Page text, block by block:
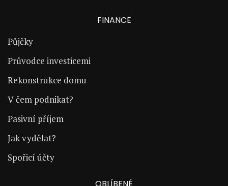
FINANCE
Půjčky
Průvodce investicemi
Rekonstrukce domu
V čem podnikat?
Pasivní příjem
Jak vydělat?
Spořicí účty
OBLÍBENÉ